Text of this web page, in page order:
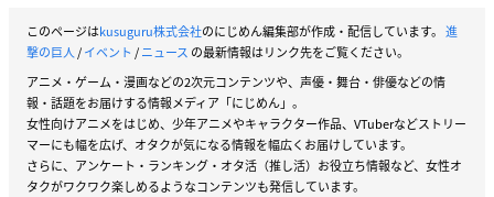
このページはkusuguru株式会社のにじめん編集部が作成・配信しています。 進
撃の巨人/イベント /ニュース の最新情報はリンク先をご覧ください。
アニメ・ゲーム・漫画などの2次元コンテンツや、声優・舞台・俳優などの情
報・話題をお届けする情報メディア「にじめん」。
女性向けアニメをはじめ、少年アニメやキャラクター作品、VTuberなどストリー
マーにも幅を広げ、オタクが気になる情報を幅広くお届けしています。
さらに、アンケート・ランキング・オタ活（推し活）お役立ち情報など、女性オ
タクがワクワク楽しめるようなコンテンツも発信しています。